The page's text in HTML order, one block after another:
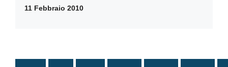
11 Febbraio 2010